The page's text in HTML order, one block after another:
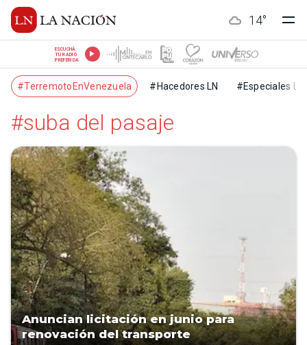
14°
ESCUCHÁ
TU RADIO
PREFERIDA
#TerremotoEnVenezuela #Hacedores LN #Especiales LN
#suba del pasaje
Anuncian licitación en junio para
renovación del transporte